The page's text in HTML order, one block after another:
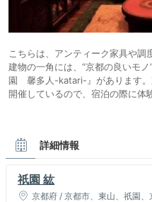
こちらは、アンティーク家具や調
建物の一角には、“京都の良いモ
園 馨多人-katari-』があります。
開催しているので、宿泊の際に体
詳細情報
祇園 紘
京都府 / 京都市、東山、祇園